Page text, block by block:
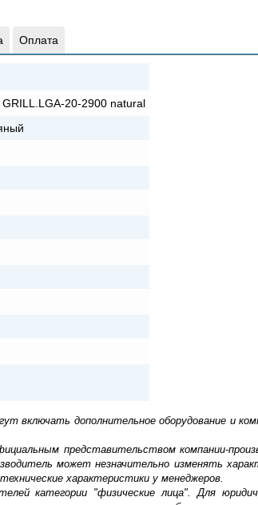
Оплата
20-2900 natural
включать дополнительное оборудование и
представительством компании-
может незначительно изменять
характеристики у менеджеров.
категории "физические лица". Для